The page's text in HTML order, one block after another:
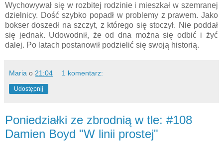
Wychowywał się w rozbitej rodzinie i mieszkał w szemranej
dzielnicy. Dość szybko popadł w problemy z prawem. Jako
bokser doszedł na szczyt, z którego się stoczył. Nie poddał
się jednak. Udowodnił, że od dna można się odbić i żyć
dalej. Po latach postanowił podzielić się swoją historią.
Maria o 21:04 1 komentarz:
Udostępnij
Poniedziałki ze zbrodnią w tle: #108
Damien Boyd "W linii prostej"